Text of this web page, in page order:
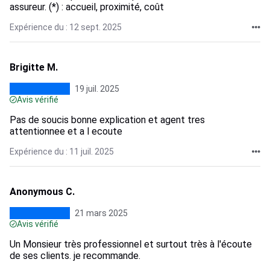
assureur. (*) : accueil, proximité, coût
Expérience du : 12 sept. 2025
Brigitte M.
19 juil. 2025
Avis vérifié
Pas de soucis bonne explication et agent tres
attentionnee et a l ecoute
Expérience du : 11 juil. 2025
Anonymous C.
21 mars 2025
Avis vérifié
Un Monsieur très professionnel et surtout très à l'écoute
de ses clients. je recommande.